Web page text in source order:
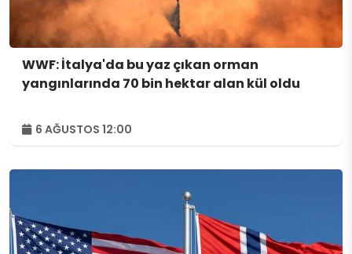
WWF: İtalya'da bu yaz çıkan orman
yangınlarında 70 bin hektar alan kül oldu
6 AĞUSTOS 12:00